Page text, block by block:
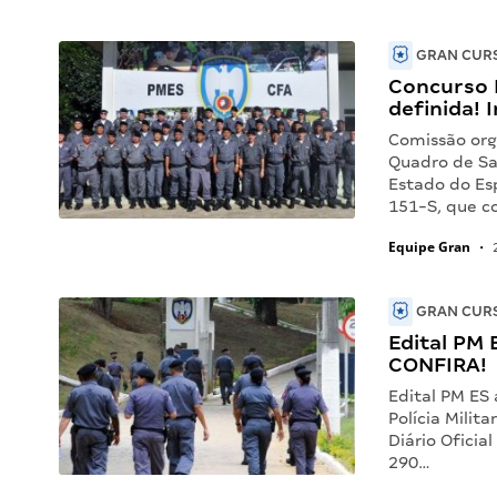
GRAN
Concurso
definida!
Comissão
Quadro de
Estado do
151-S, que
Equipe Gran •
GRAN
Edital PM
CONFIRA!
Edital PM ES
Polícia
Diário
290…